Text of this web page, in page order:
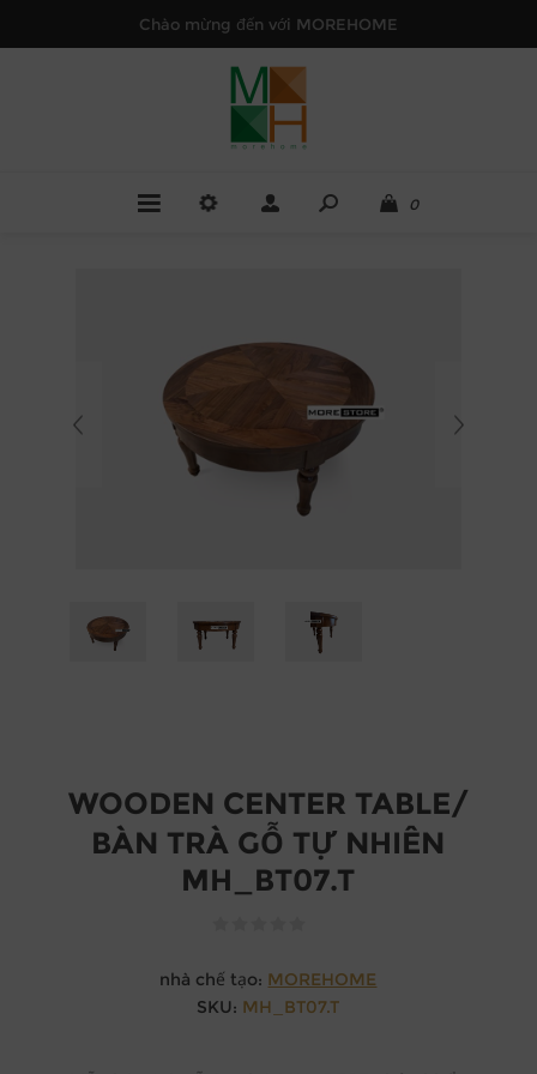
Chào mừng đến với MOREHOME
0
WOODEN CENTER TABLE/
BÀN TRÀ GỖ TỰ NHIÊN
MH_BT07.T
nhà chế tạo: MOREHOME
SKU: MH_BT07.T